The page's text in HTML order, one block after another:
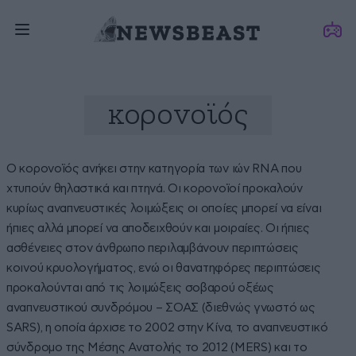
κορονοϊός
Ο κορονοϊός ανήκει στην κατηγορία των ιών RNA που
χτυπούν θηλαστικά και πτηνά. Οι κορονοϊοί προκαλούν
κυρίως αναπνευστικές λοιμώξεις οι οποίες μπορεί να είναι
ήπιες αλλά μπορεί να αποδειχθούν και μοιραίες. Οι ήπιες
ασθένειες στον άνθρωπο περιλαμβάνουν περιπτώσεις
κοινού κρυολογήματος, ενώ οι θανατηφόρες περιπτώσεις
προκαλούνται από τις λοιμώξεις σοβαρού οξέως
αναπνευστικού συνδρόμου – ΣΟΑΣ (διεθνώς γνωστό ως
SARS), η οποία άρχισε το 2002 στην Κίνα, το αναπνευστικό
σύνδρομο της Μέσης Ανατολής το 2012 (MERS) και το